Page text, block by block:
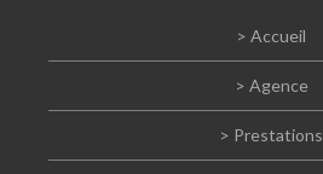
> Accueil
> Agence
> Prestations